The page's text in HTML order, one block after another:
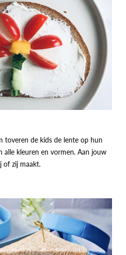
toveren de kids de lente op hun
alle kleuren en vormen. Aan jouw
of zij maakt.